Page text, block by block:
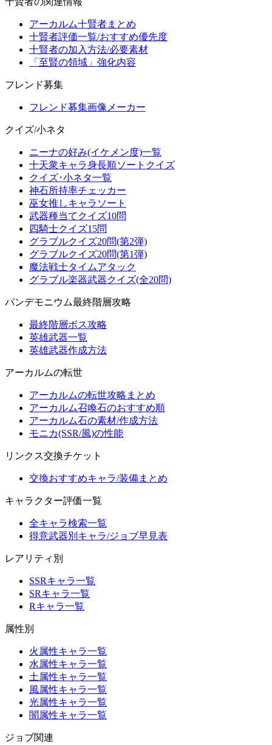
アーカルム十賢者まとめ
十賢者評価一覧/おすすめ優先度
十賢者の加入方法/必要素材
「至賢の領域」強化内容
フレンド募集
フレンド募集画像メーカー
クイズ/小ネタ
ニーナの好み(イケメン度)一覧
十天衆キャラ身長順ソートクイズ
クイズ･小ネタ一覧
神石所持率チェッカー
巫女推しキャラソート
武器種当てクイズ10問
四騎士クイズ15問
グラブルクイズ20問(第2弾)
グラブルクイズ20問(第1弾)
魔法戦士タイムアタック
グラブル楽器武器クイズ(全20問)
パンデモニウム最終階層攻略
最終階層ボス攻略
英雄武器一覧
英雄武器作成方法
アーカルムの転世
アーカルムの転世攻略まとめ
アーカルム召喚石のおすすめ順
アーカルム石の素材/作成方法
モニカ(SSR/風)の性能
リンクス交換チケット
交換おすすめキャラ/装備まとめ
キャラクター評価一覧
全キャラ検索一覧
得意武器別キャラ/ジョブ早見表
レアリティ別
SSRキャラ一覧
SRキャラ一覧
Rキャラ一覧
属性別
火属性キャラ一覧
水属性キャラ一覧
土属性キャラ一覧
風属性キャラ一覧
光属性キャラ一覧
闇属性キャラ一覧
ジョブ関連